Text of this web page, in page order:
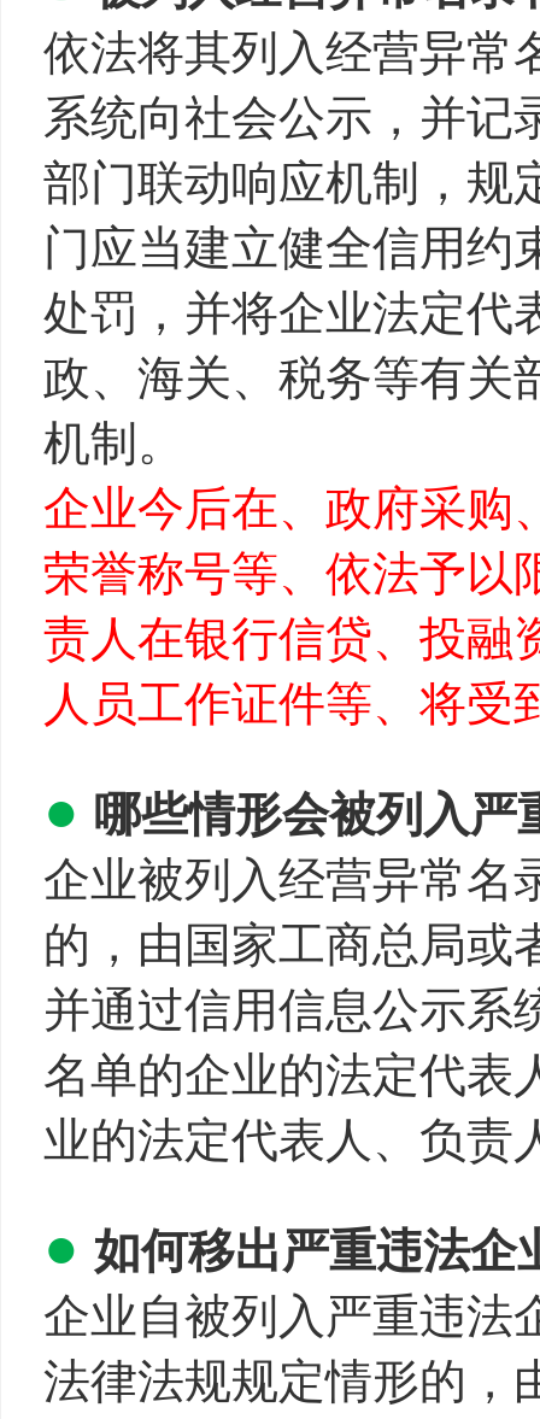
依法将其列入经营异常
系统向社会公示，并记
部门联动响应机制，规
门应当建立健全信用约
处罚，并将企业法定代
政、海关、税务等有关
机制。
企业今后在、政府采购
荣誉称号等、依法予以
责人在银行信贷、投融
人员工作证件等、将受
● 哪些情形会被列入
企业被列入经营异常名
的，由国家工商总局或
并通过信用信息公示系
名单的企业的法定代表
业的法定代表人、负责
● 如何移出严重违法
企业自被列入严重违法
法律法规规定情形的，